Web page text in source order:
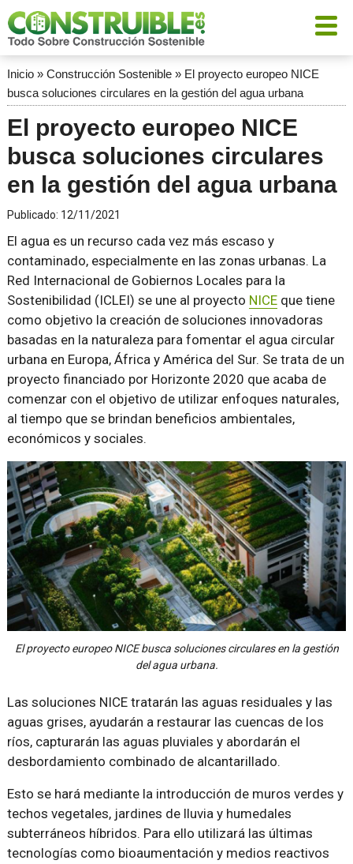
Inicio» Construcción Sostenible» El proyecto europeo NICE
busca soluciones circulares en la gestión del agua urbana
El proyecto europeo NICE
busca soluciones circulares
en la gestión del agua urbana
Publicado: 12/11/2021
El agua es un recurso cada vez más escaso y
contaminado, especialmente en las zonas urbanas. La
Red Internacional de Gobiernos Locales para la
Sostenibilidad (ICLEI) se une al proyecto NICEque tiene
como objetivo la creación de soluciones innovadoras
basadas en la naturaleza para fomentar el agua circular
urbana en Europa, África y América del Sur. Se trata de un
proyecto financiado por Horizonte 2020 que acaba de
comenzar con el objetivo de utilizar enfoques naturales,
al tiempo que se brindan beneficios ambientales,
económicos y sociales.
El proyecto europeo NICE busca soluciones circulares en la gestión
del agua urbana.
Las soluciones NICE tratarán las aguas residuales y las
aguas grises, ayudarán a restaurar las cuencas de los
ríos, capturarán las aguas pluviales y abordarán el
desbordamiento combinado de alcantarillado.
Esto se hará mediante la introducción de muros verdes y
techos vegetales, jardines de lluvia y humedales
subterráneos híbridos. Para ello utilizará las últimas
tecnologías como bioaumentación y medios reactivos